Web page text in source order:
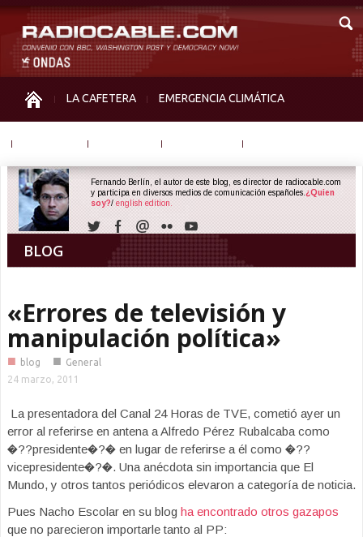
LA CAFETERA EMERGENCIA CLIMÁTICA
BLOG
Fernando Berlín, el autor de este blog, es director de radiocable.com
y participa en diversos medios de comunicación españoles. ¿Quien
soy?/ english edition.
«Errores de televisión y
manipulación política»
■ blog ■ General
24 marzo, 2011
La presentadora del Canal 24 Horas de TVE, cometió ayer un
error al referirse en antena a Alfredo Pérez Rubalcaba como
�??presidente�?� en lugar de referirse a él como �??
vicepresidente�?�. Una anécdota sin importancia que El
Mundo, y otros tantos periódicos elevaron a categoría de noticia.
Pues Nacho Escolar en su blog ha encontrado otros gazapos
que no parecieron importarle tanto al PP: